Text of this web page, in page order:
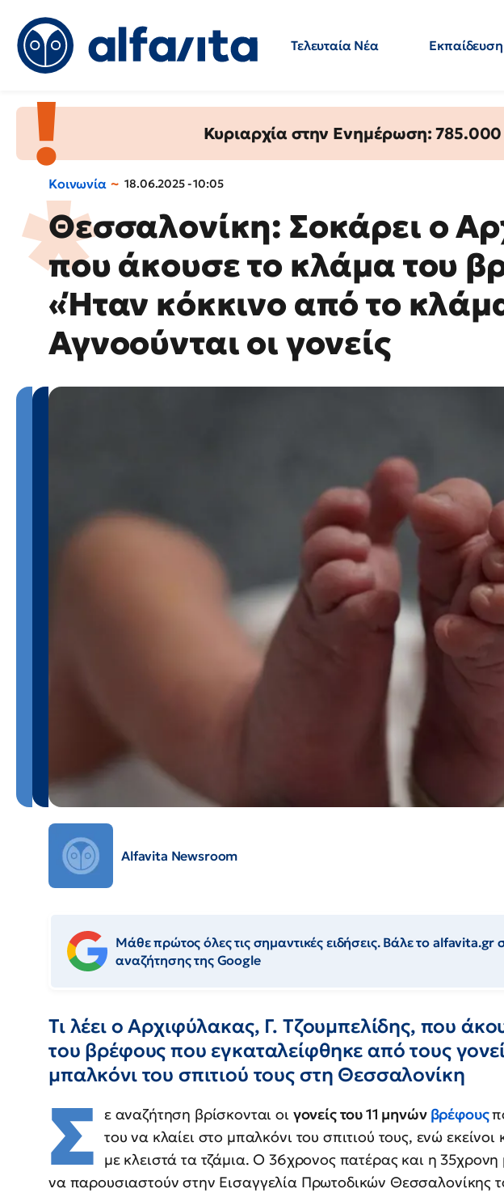
Τελευταία Νέα Εκπαίδευση
Κυριαρχία στην Ενημέρωση: 785.000
Κοινωνία 18.06.2025 - 10:05
Θεσσαλονίκη: Σοκάρει ο
που άκουσε το κλάμα του
«Ήταν κόκκινο από το
Αγνοούνται οι γονείς
Alfavita Newsroom
Μάθε πρώτος όλες τις σημαντικές ειδήσεις. Βάλε το
αναζήτησης της Google
Τι λέει ο Αρχιφύλακας, Γ. Τζουμπελίδης, που
του βρέφους που εγκαταλείφθηκε από τους
μπαλκόνι του σπιτιού τους στη Θεσσαλονίκη
Σ ε αναζήτηση βρίσκονται οι γονείς του 11 μηνών βρέφους
του να κλαίει στο μπαλκόνι του σπιτιού τους, ενώ
με κλειστά τα τζάμια. Ο 36χρονος πατέρας και η
να παρουσιαστούν στην Εισαγγελία Πρωτοδικών Θεσσαλονίκης